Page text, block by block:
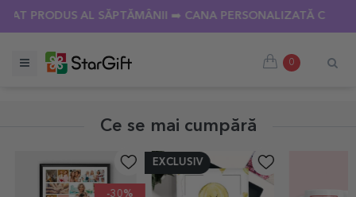
PRODUS AL SĂPTĂMÂNII ➡️ CANA PERSONALIZATĂ CU 18
0
Ce se mai cumpără
-30%
EXCLUSIV